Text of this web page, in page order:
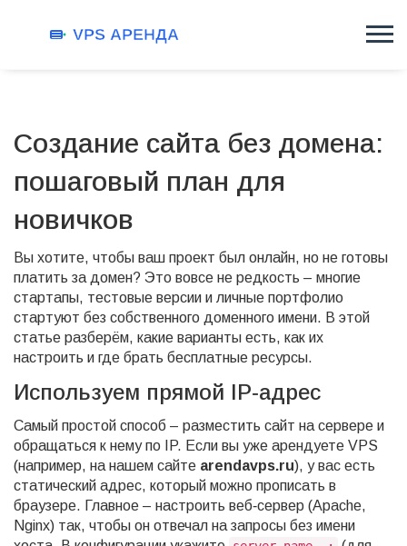
Создание сайта без домена:
пошаговый план для
новичков
Вы хотите, чтобы ваш проект был онлайн, но не готовы
платить за домен? Это вовсе не редкость – многие
стартапы, тестовые версии и личные портфолио
стартуют без собственного доменного имени. В этой
статье разберём, какие варианты есть, как их
настроить и где брать бесплатные ресурсы.
Используем прямой IP‑адрес
Самый простой способ – разместить сайт на сервере и
обращаться к нему по IP. Если вы уже арендуете VPS
(например, на нашем сайте arendavps.ru), у вас есть
статический адрес, который можно прописать в
браузере. Главное – настроить веб‑сервер (Apache,
Nginx) так, чтобы он отвечал на запросы без имени